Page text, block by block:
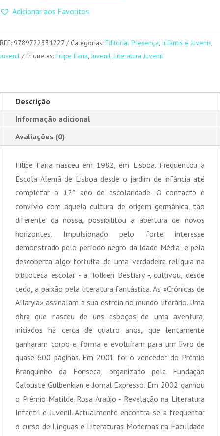
NegrasAdicionar aos Favoritos
REF: 9789722331227 Categorias: Editorial Presença, Infantis e Juvenis,
Juvenil
Etiquetas: Filipe Faria, Juvenil, Literatura Juvenil
Descrição
Informação adicional
Avaliações (0)
Filipe Faria nasceu em 1982, em Lisboa. Frequentou a
Escola Alemã de Lisboa desde o jardim de infância até
completar o 12º ano de escolaridade. O contacto e
convívio com aquela cultura de origem germânica, tão
diferente da nossa, possibilitou a abertura de novos
horizontes. Impulsionado pelo forte interesse
demonstrado pelo período negro da Idade Média, e pela
descoberta algo fortuita de uma verdadeira relíquia na
biblioteca escolar - a Tolkien Bestiary -, cultivou, desde
cedo, a paixão pela literatura fantástica. As «Crónicas de
Allaryia» assinalam a sua estreia no mundo literário. Uma
obra que nasceu de uns esboços de uma aventura,
iniciados hà cerca de quatro anos, que lentamente
ganharam corpo e forma e evoluíram para um livro de
quase 600 páginas. Em 2001 foi o vencedor do Prémio
Branquinho da Fonseca, organizado pela Fundação
Calouste Gulbenkian e Jornal Expresso. Em 2002 ganhou
o Prémio Matilde Rosa Araújo - Revelação na Literatura
Infantil e Juvenil. Actualmente encontra-se a frequentar
o curso de Línguas e Literaturas Modernas na Faculdade